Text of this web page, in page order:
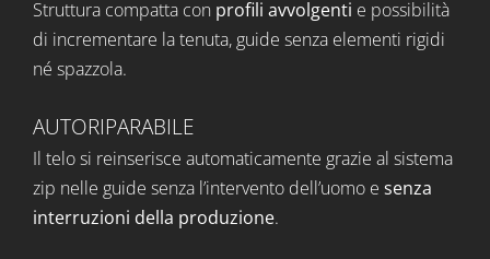
Struttura compatta con profili avvolgenti e possibilità
di incrementare la tenuta, guide senza elementi rigidi
né spazzola.
AUTORIPARABILE
Il telo si reinserisce automaticamente grazie al sistema
zip nelle guide senza l’intervento dell’uomo e senza
interruzioni della produzione.